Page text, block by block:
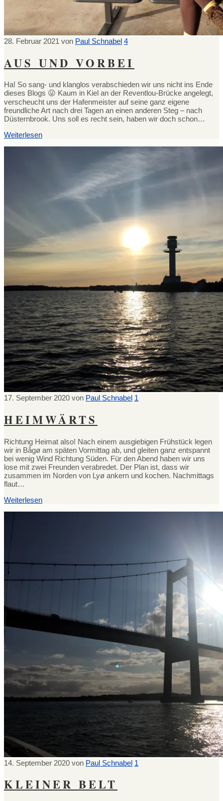
28. Februar 2021 von Paul Schnabel 4
AUS UND VORBEI
Ha! So sang- und klanglos verabschieden wir uns nicht ins Ende
dieses Blogs 😛 Kaum in Kiel an der Reventlou-Brücke angelegt,
verscheucht uns der Hafenmeister auf seine ganz eigene
freundliche Art nach drei Tagen an einen anderen Steg – nach
Düsternbrook. Uns soll es recht sein, haben wir doch schon…
Weiterlesen
17. September 2020 von Paul Schnabel 1
HEIMWÄRTS
Richtung Heimat also! Nach einem ausgiebigen Frühstück legen
wir in Bågø am späten Vormittag ab, und gleiten ganz entspannt
bei wenig Wind Richtung Süden. Für den Abend haben wir uns
lose mit zwei Freunden verabredet. Der Plan ist, dass wir
zusammen im Norden von Lyø ankern und kochen. Nachmittags
flaut…
Weiterlesen
14. September 2020 von Paul Schnabel 1
KLEINER BELT